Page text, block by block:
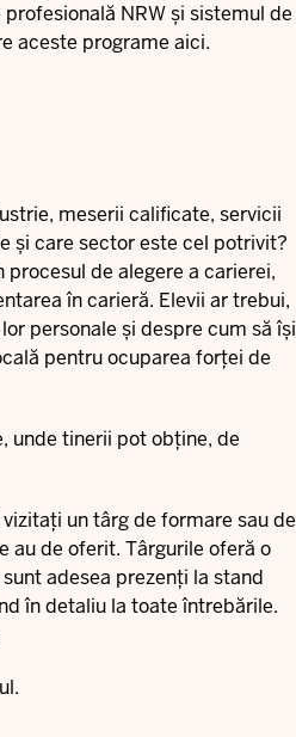
NRW și sistemul de
aceste programe aici.
meserii calificate, servicii
și care sector este cel potrivit?
de alegere a carierei,
în carieră. Elevii ar trebui,
personale și despre cum să își
pentru ocuparea forței de
unde tinerii pot obține, de
un târg de formare sau de
au de oferit. Târgurile oferă o
adesea prezenți la stand
în detaliu la toate întrebările.